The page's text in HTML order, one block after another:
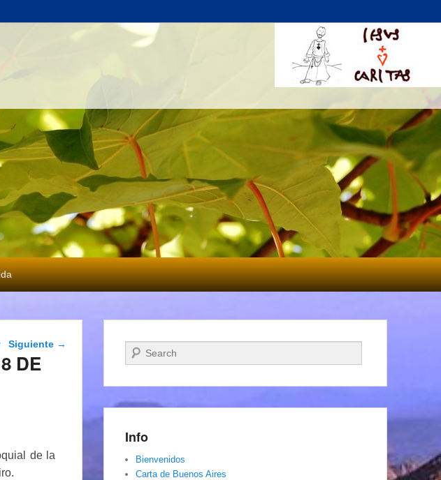
de
entradas
Siguiente →
DE
de la
Buscar
Info
Bienvenidos
Carta de Buenos Aires